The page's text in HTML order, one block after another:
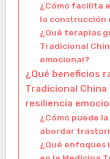
¿Cómo facilita
la construcción
¿Qué terapias
Tradicional
emocional?
¿Qué beneficios
Tradicional
resiliencia
¿Cómo puede
abordar
¿Qué enfoques